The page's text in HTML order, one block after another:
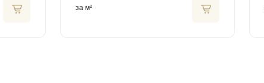
за м²